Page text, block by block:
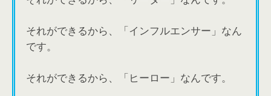
それができるから、「インフルエンサー」なん
です。
それができるから、「ヒーロー」なんです。